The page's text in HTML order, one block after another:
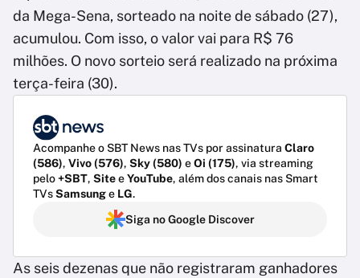
da Mega-Sena, sorteado na noite de sábado (27),
acumulou. Com isso, o valor vai para R$ 76
milhões. O novo sorteio será realizado na próxima
terça-feira (30).
Acompanhe o SBT News nas TVs por assinatura Claro
(586), Vivo (576), Sky (580) eOi (175), via streaming
pelo+SBT, SiteeYouTube, além dos canais nas Smart
TVsSamsunge LG.
Siga no Google Discover
As seis dezenas que não registraram ganhadores